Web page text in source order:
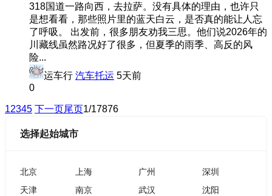
318国道一路向西，去拉萨。没有具体的理由，也许只
是想看看，那些照片里的蓝天白云，是否真的能让人忘
了呼吸。 出发前，很多朋友劝我三思。他们说2026年的
川藏线虽然路况好了很多，但夏季的雨季、高反的风
险...
运车行 汽车托运 5天前
0
12345 下一页尾页1/17876
选择起始城市
北京 上海 广州
深圳
天津
南京 武汉
沈阳